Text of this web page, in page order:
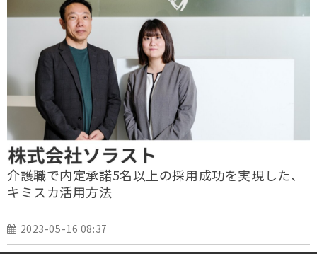
介護職で内定承諾5名以上の採用成功を実現した、
キミスカ活用方法
2023-05-16 08:37